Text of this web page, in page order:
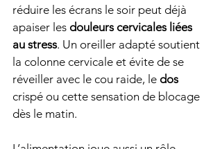
réduire les écrans le soir peut déjà
apaiser les douleurs cervicales liées
au stress. Un oreiller adapté soutient
la colonne cervicale et évite de se
réveiller avec le cou raide, le dos
crispé ou cette sensation de blocage
dès le matin.